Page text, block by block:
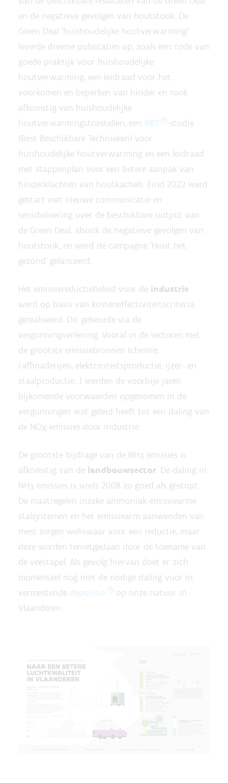
en de negatieve gevolgen van houtstook. De
Green Deal ‘huishoudelijke houtverwarming’
leverde diverse publicaties op, zoals een code van
goede praktijk voor huishoudelijke
houtverwarming, een leidraad voor het
voorkomen en beperken van hinder en rook
afkomstig van huishoudelijke
houtverwarmingstoestellen, een BBT
-studie
(Best Beschikbare Technieken) voor
huishoudelijke houtverwarming en een leidraad
met stappenplan voor een betere aanpak van
hinderklachten van houtkachels. Eind 2022 werd
gestart met nieuwe communicatie en
sensibilisering over de beschikbare output van
de Green Deal, alsook de negatieve gevolgen van
houtstook, en werd de campagne ‘Hout het
gezond’ gelanceerd.
Het emissiereductiebeleid voor de industrie
werd op basis van kosteneffectiviteitscriteria
gerealiseerd. Dit gebeurde via de
vergunningverlening. Vooral in de sectoren met
de grootste emissiebronnen (chemie,
raffinaderijen, elektriciteitsproductie, ijzer- en
staalproductie…) werden de voorbije jaren
bijkomende voorwaarden opgenomen in de
vergunningen wat geleid heeft tot een daling van
de NOX-emissies door industrie.
De grootste bijdrage van de NH3 emissies is
afkomstig van de landbouwsector. De daling in
NH3 emissies is sinds 2008 zo goed als gestopt.
De maatregelen inzake ammoniak-emissiearme
stalsystemen en het emissiearm aanwenden van
mest zorgen weliswaar voor een reductie, maar
deze worden tenietgedaan door de toename van
de veestapel. Als gevolg hiervan doet er zich
momenteel nog niet de nodige daling voor in
vermestende depositie
op onze natuur in
Vlaanderen.